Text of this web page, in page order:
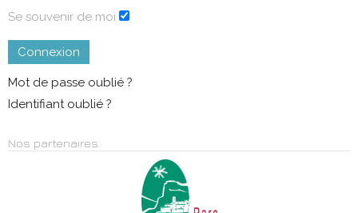
Se souvenir de moi
Connexion
Mot de passe oublié ?
Identifiant oublié ?
Nos partenaires